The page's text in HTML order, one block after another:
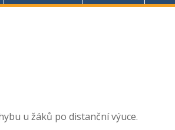
u žáků po distanční výuce.